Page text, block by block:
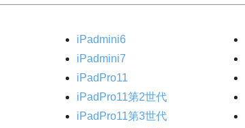
iPadmini6
iPadmini7
iPadPro11
iPadPro11第2世代
iPadPro11第3世代